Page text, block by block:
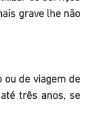
grave lhe não
três anos, se